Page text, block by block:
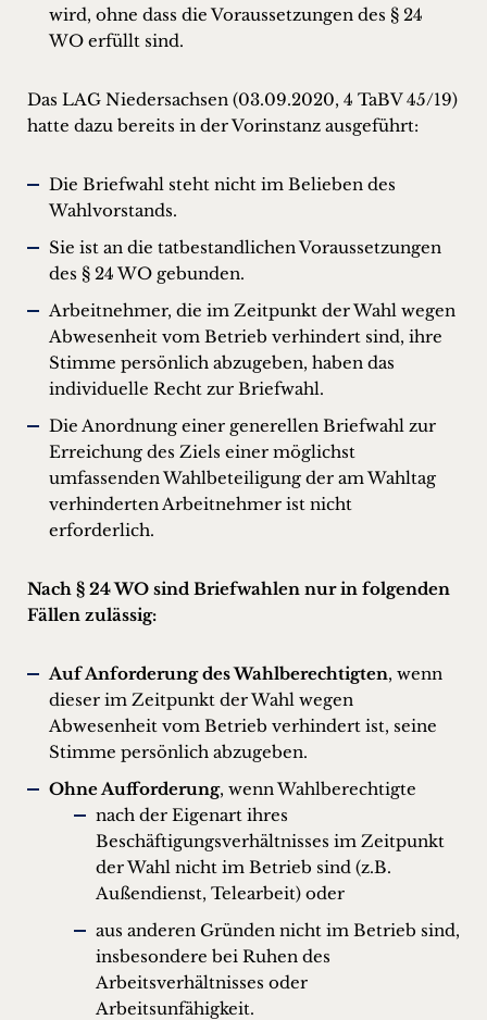
Kontakt
wird, ohne dass die Voraussetzungen des § 24
WO erfüllt sind.
Das LAG Niedersachsen (03.09.2020, 4 TaBV 45/19)
hatte dazu bereits in der Vorinstanz ausgeführt:
Die Briefwahl steht nicht im Belieben des
Wahlvorstands.
Sie ist an die tatbestandlichen Voraussetzungen
des § 24 WO gebunden.
Arbeitnehmer, die im Zeitpunkt der Wahl wegen
Abwesenheit vom Betrieb verhindert sind, ihre
Stimme persönlich abzugeben, haben das
individuelle Recht zur Briefwahl.
Die Anordnung einer generellen Briefwahl zur
Erreichung des Ziels einer möglichst
umfassenden Wahlbeteiligung der am Wahltag
verhinderten Arbeitnehmer ist nicht
erforderlich.
Nach § 24 WO sind Briefwahlen nur in folgenden
Fällen zulässig:
Auf Anforderung des Wahlberechtigten, wenn
dieser im Zeitpunkt der Wahl wegen
Abwesenheit vom Betrieb verhindert ist, seine
Stimme persönlich abzugeben.
Ohne Aufforderung, wenn Wahlberechtigte
nach der Eigenart ihres
Beschäftigungsverhältnisses im Zeitpunkt
der Wahl nicht im Betrieb sind (z.B.
Außendienst, Telearbeit) oder
aus anderen Gründen nicht im Betrieb sind,
insbesondere bei Ruhen des
Arbeitsverhältnisses oder
Arbeitsunfähigkeit.